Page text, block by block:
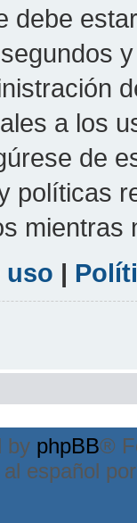
debe
a los
de
políticas
mientras
uso |
by phpBB®
al español